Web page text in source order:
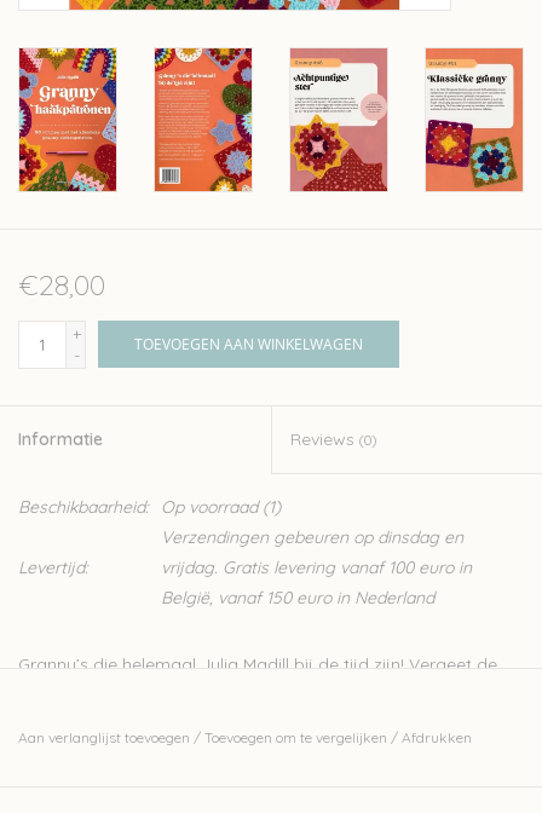
€28,00
+
-
TOEVOEGEN AAN WINKELWAGEN
Informatie Reviews (0)
Beschikbaarheid: Op voorraad(1)
Levertijd:
Verzendingen gebeuren op dinsdag en
vrijdag. Gratis levering vanaf 100 euro in
België, vanaf 150 euro in Nederland
Granny’s die helemaal Julia Madill bij de tijd zijn! Vergeet de
Aan verlanglijst toevoegen / Toevoegen om te vergelijken / Afdrukken